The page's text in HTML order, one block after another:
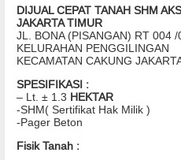
DIJUAL CEPAT TANAH SHM
JAKARTA TIMUR
JL. BONA (PISANGAN) RT 004 /
KELURAHAN PENGGILINGAN
KECAMATAN CAKUNG
SPESIFIKASI :
– Lt. ± 1.3 HEKTAR
-SHM( Sertifikat Hak Milik )
-Pager Beton
Fisik Tanah :